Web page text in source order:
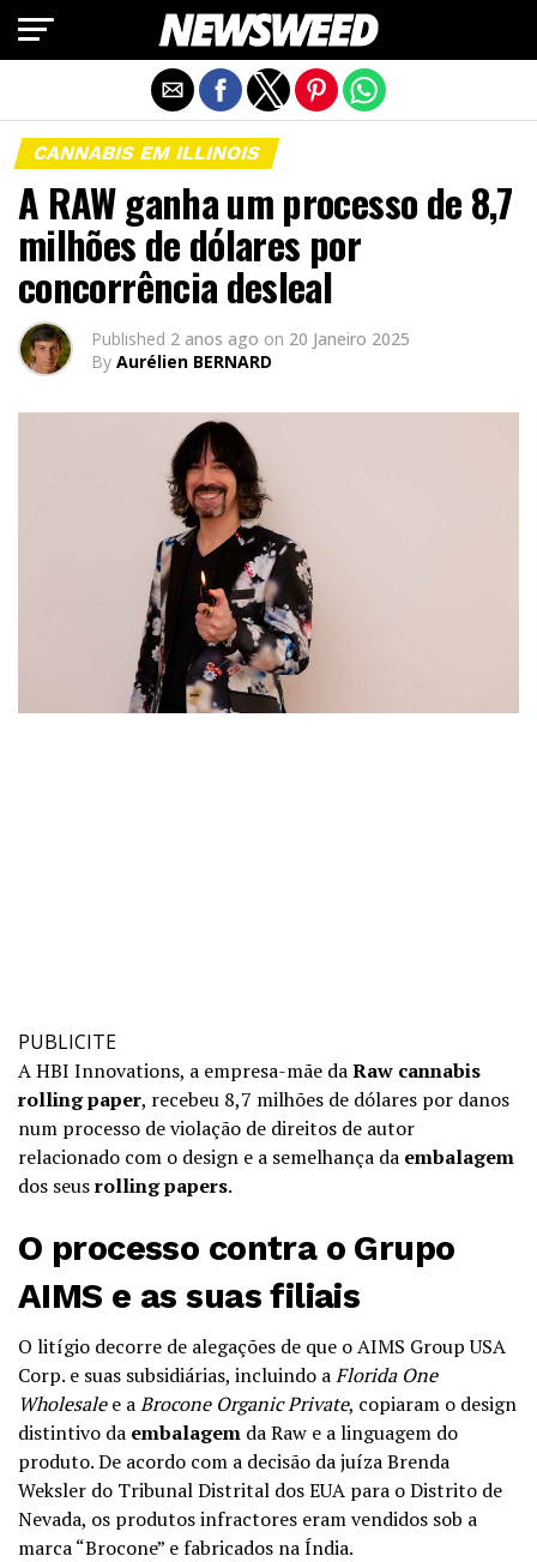
CANNABIS EM ILLINOIS
A RAW ganha um processo de 8,7
milhões de dólares por
concorrência desleal
Published 2 anos ago on 20 Janeiro 2025
By Aurélien BERNARD
PUBLICITE
A HBI Innovations, a empresa-mãe daRaw cannabis
rolling paper, recebeu 8,7 milhões de dólares por danos
num processo de violação de direitos de autor
relacionado com o design e a semelhança da embalagem
dos seusrolling papers.
O processo contra o Grupo
AIMS e as suas filiais
O litígio decorre de alegações de que o AIMS Group USA
Corp. e suas subsidiárias, incluindo aFlorida One
Wholesalee aBrocone Organic Private, copiaram o design
distintivo da embalagem da Raw e a linguagem do
produto. De acordo com a decisão da juíza Brenda
Weksler do Tribunal Distrital dos EUA para o Distrito de
Nevada, os produtos infractores eram vendidos sob a
marca “Brocone” e fabricados na Índia.
Exit mobile version